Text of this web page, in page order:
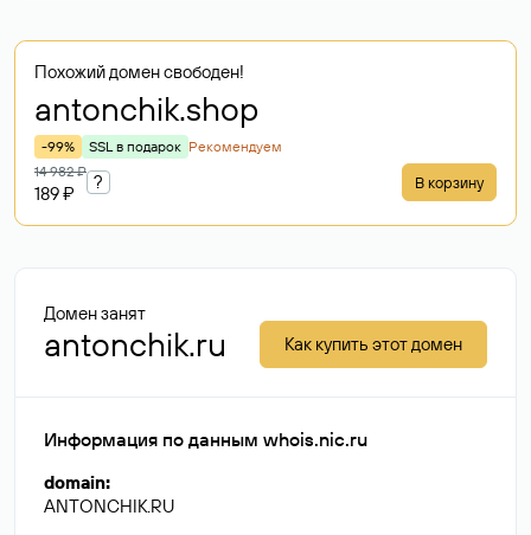
Похожий домен свободен!
antonchik.shop
-99% SSL в подарок Рекомендуем
14 982 ₽
189 ₽
? В корзину
Домен занят
antonchik.ru Как купить этот домен
Информация по данным whois.nic.ru
domain:
ANTONCHIK.RU